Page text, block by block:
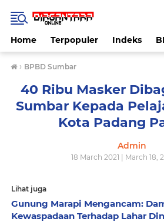
Home Terpopuler Indeks
› BPBD Sumbar
40 Ribu Masker
Sumbar Kepada
Kota Padang
Admin
18 March 2021 | March 18,
Lihat juga
Gunung Marapi Mengancam:
Kewaspadaan Terhadap Lahar